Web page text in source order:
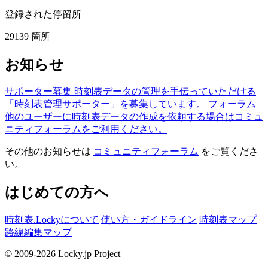
登録された停留所
29139 箇所
お知らせ
サポーター募集 時刻表データの管理を手伝っていただける
「時刻表管理サポーター」を募集しています。
フォーラム
他のユーザーに時刻表データの作成を依頼する場合はコミュ
ニティフォーラムをご利用ください。
その他のお知らせは コミュニティフォーラム をご覧くださ
い。
はじめての方へ
時刻表.Lockyについて 使い方・ガイドライン 時刻表マップ
路線編集マップ
© 2009-2026 Locky.jp Project